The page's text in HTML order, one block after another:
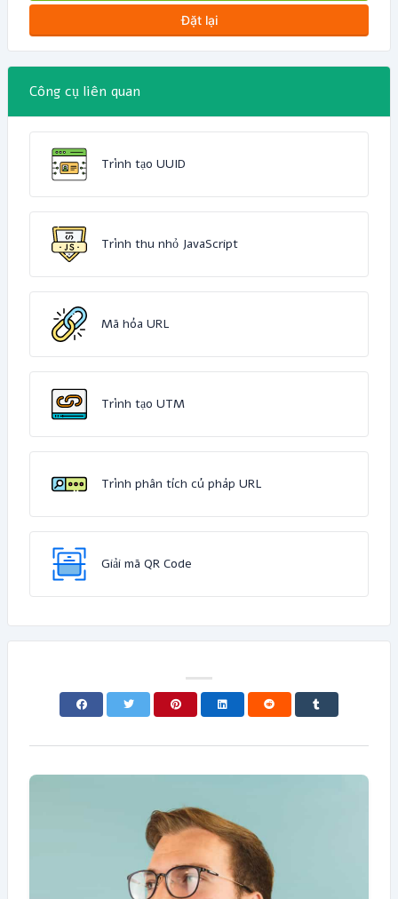
Đặt lại
Công cụ liên quan
Trình tạo UUID
Trình thu nhỏ JavaScript
Mã hóa URL
Trình tạo UTM
Trình phân tích cú pháp URL
Giải mã QR Code